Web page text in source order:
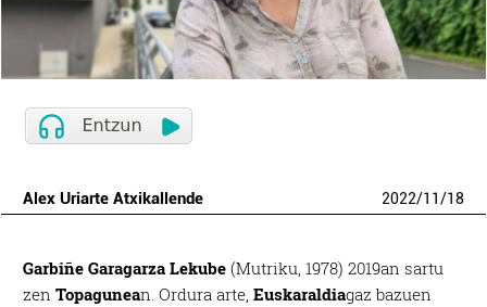
Alex Uriarte Atxikallende 2022/11/18
Garbiñe Garagarza Lekube (Mutriku, 1978) 2019an sartu
zenTopagunean. Ordura arte,Euskaraldiagaz bazuen